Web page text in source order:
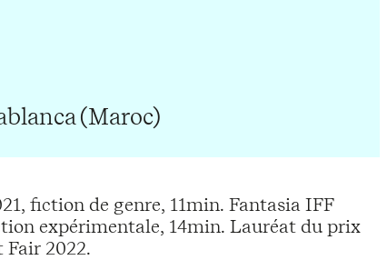
(Maroc)
fiction de genre, 11min. Fantasia IFF
expérimentale, 14min. Lauréat du prix
Fair 2022.